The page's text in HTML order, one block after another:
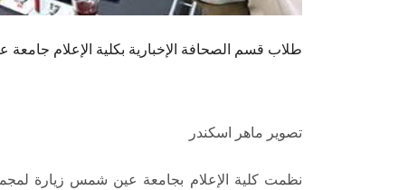
طلاب قسم الصحافة الإخبارية بكلية الإعلام
تصوير ماهر اسكندر
نظمت كلية الإعلام بجامعة عين شمس زيارة